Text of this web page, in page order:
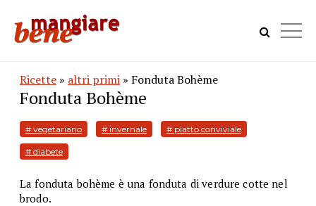
Ricette » altri primi » Fonduta Bohème
Fonduta Bohème
# vegetariano # invernale # piatto conviviale
# diabete
La fonduta bohème è una fonduta di verdure cotte nel
brodo.